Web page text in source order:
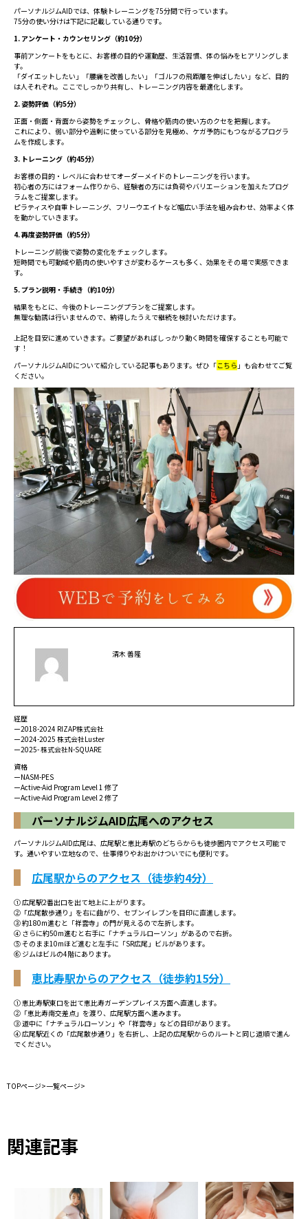
パーソナルジムAIDでは、体験トレーニングを75分間で行っています。
75分の使い分けは下記に記載している通りです。
1. アンケート・カウンセリング（約10分）
事前アンケートをもとに、お客様の目的や運動歴、生活習慣、体の悩みをヒアリングしま
す。
「ダイエットしたい」「腰痛を改善したい」「ゴルフの飛距離を伸ばしたい」など、目的
は人それぞれ。ここでしっかり共有し、トレーニング内容を最適化します。
2. 姿勢評価（約5分）
正面・側面・背面から姿勢をチェックし、骨格や筋肉の使い方のクセを把握します。
これにより、弱い部分や過剰に使っている部分を見極め、ケガ予防にもつながるプログラ
ムを作成します。
3. トレーニング（約45分）
お客様の目的・レベルに合わせてオーダーメイドのトレーニングを行います。
初心者の方にはフォーム作りから、経験者の方には負荷やバリエーションを加えたプログ
ラムをご提案します。
ピラティスや自重トレーニング、フリーウエイトなど幅広い手法を組み合わせ、効率よく体
を動かしていきます。
4. 再度姿勢評価（約5分）
トレーニング前後で姿勢の変化をチェックします。
短時間でも可動域や筋肉の使いやすさが変わるケースも多く、効果をその場で実感できま
す。
5. プラン説明・手続き（約10分）
結果をもとに、今後のトレーニングプランをご提案します。
無理な勧誘は行いませんので、納得したうえで継続を検討いただけます。
上記を目安に進めていきます。ご要望があればしっかり動く時間を確保することも可能で
す！
パーソナルジムAIDについて紹介している記事もあります。ぜひ「こちら 」も合わせてご覧
ください。
清木 善隆
経歴
ー2018-2024 RIZAP株式会社
ー2024-2025 株式会社Luster
ー2025- 株式会社N-SQUARE
資格
ーNASM-PES
ーActive-Aid Program Level 1 修了
ーActive-Aid Program Level 2 修了
パーソナルジムAID広尾へのアクセス
パーソナルジムAID広尾は、広尾駅と恵比寿駅のどちらからも徒歩圏内でアクセス可能で
す。通いやすい立地なので、仕事帰りやお出かけついでにも便利です。
広尾駅からのアクセス（徒歩約4分）
① 広尾駅2番出口を出て地上に上がります。
②「広尾散歩通り」を右に曲がり、セブンイレブンを目印に直進します。
③ 約180m進むと「祥雲寺」の門が見えるので左折します。
④ さらに約50m進むと右手に「ナチュラルローソン」があるので右折。
⑤ そのまま10mほど進むと左手に「SR広尾」ビルがあります。
⑥ ジムはビルの4階にあります。
恵比寿駅からのアクセス（徒歩約15分）
① 恵比寿駅東口を出て恵比寿ガーデンプレイス方面へ直進します。
②「恵比寿南交差点」を渡り、広尾駅方面へ進みます。
③ 道中に「ナチュラルローソン」や「祥雲寺」などの目印があります。
④ 広尾駅近くの「広尾散歩通り」を右折し、上記の広尾駅からのルートと同じ道順で進ん
でください。
TOPページ>一覧ページ>
関連記事